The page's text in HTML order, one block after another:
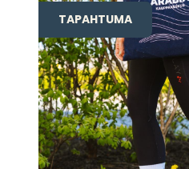
TAPAHTUMA